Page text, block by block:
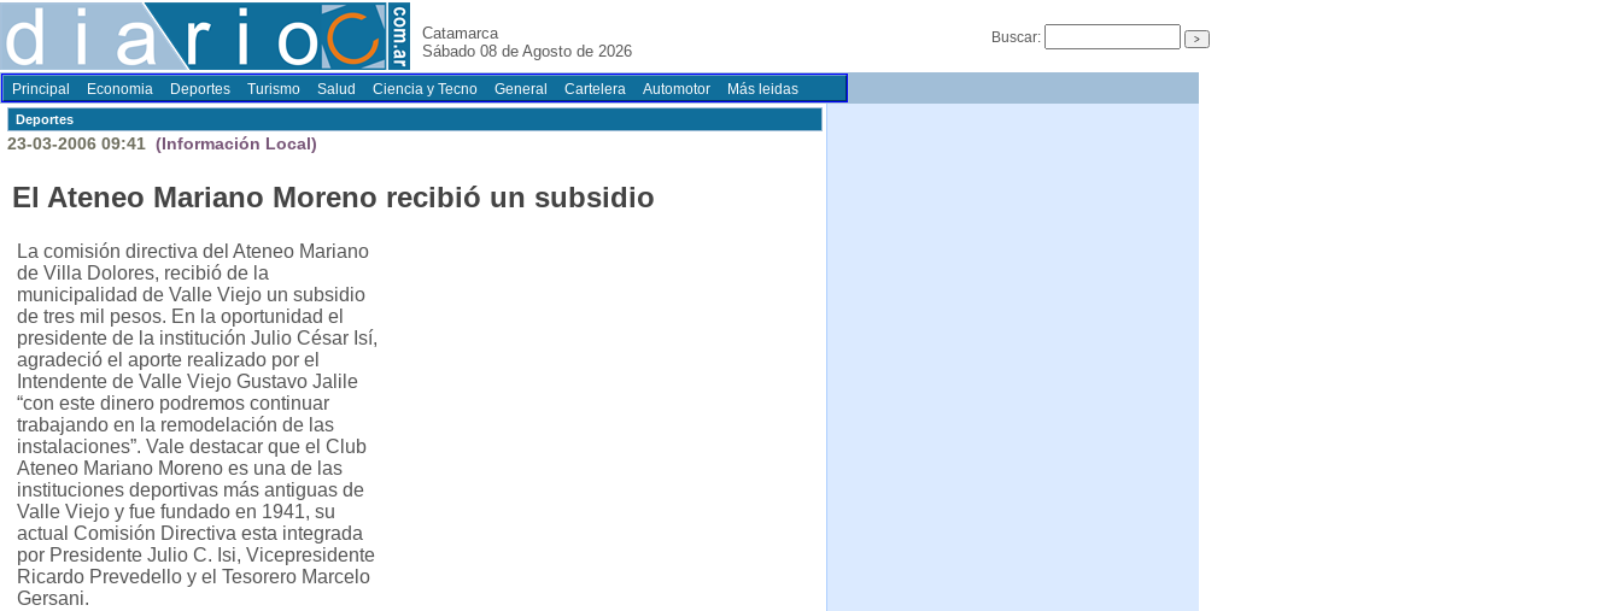
Catamarca
Sábado 08 de Agosto de 2026
Buscar:
Principal Economia Deportes Turismo Salud Ciencia y Tecno General Cartelera Automotor Más leidas
Deportes
23-03-2006 09:41 (Información Local)
El Ateneo Mariano Moreno recibió un subsidio
La comisión directiva del Ateneo Mariano
de Villa Dolores, recibió de la
municipalidad de Valle Viejo un subsidio
de tres mil pesos. En la oportunidad el
presidente de la institución Julio César Isí,
agradeció el aporte realizado por el
Intendente de Valle Viejo Gustavo Jalile
“con este dinero podremos continuar
trabajando en la remodelación de las
instalaciones”. Vale destacar que el Club
Ateneo Mariano Moreno es una de las
instituciones deportivas más antiguas de
Valle Viejo y fue fundado en 1941, su
actual Comisión Directiva esta integrada
por Presidente Julio C. Isi, Vicepresidente
Ricardo Prevedello y el Tesorero Marcelo
Gersani.